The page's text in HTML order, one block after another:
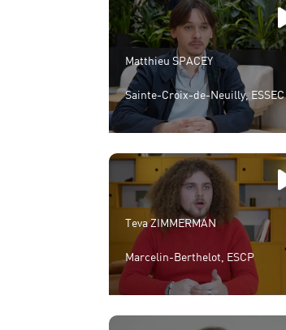
Matthieu SPACEY
Sainte-Croix-de-Neuilly, ESSEC
Teva ZIMMERMAN
Marcelin-Berthelot, ESCP